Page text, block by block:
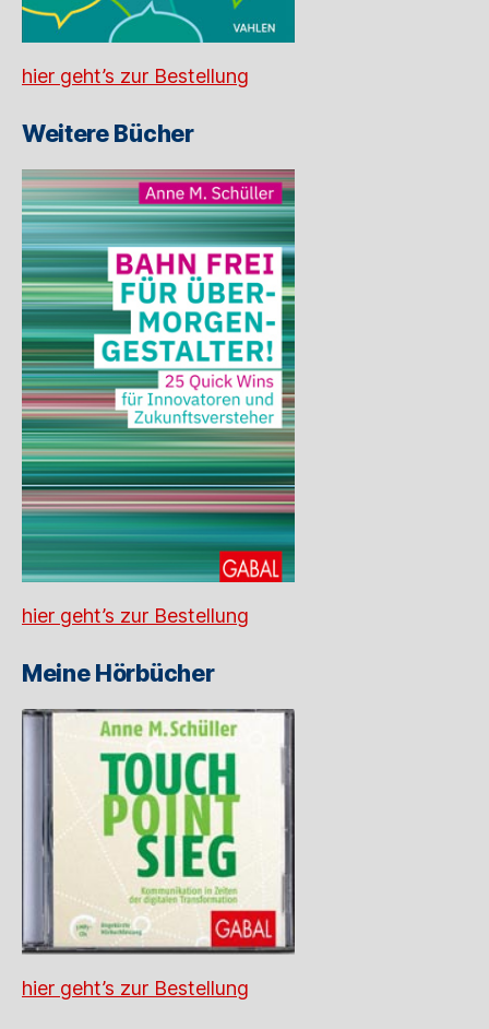
hier geht’s zur Bestellung
Weitere Bücher
hier geht’s zur Bestellung
Meine Hörbücher
hier geht’s zur Bestellung